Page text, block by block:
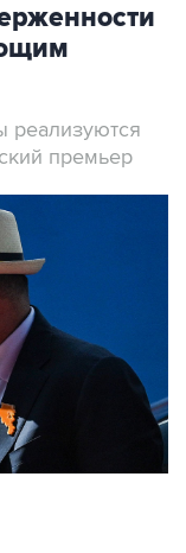
реализуются
премьер